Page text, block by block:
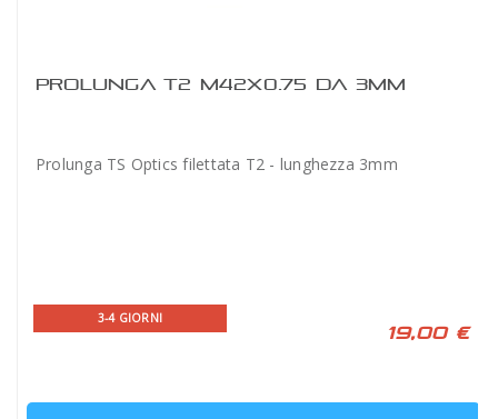
PROLUNGA T2 M42X0.75 DA 3MM
Prolunga TS Optics filettata T2 - lunghezza 3mm
3-4 GIORNI
19,00 €